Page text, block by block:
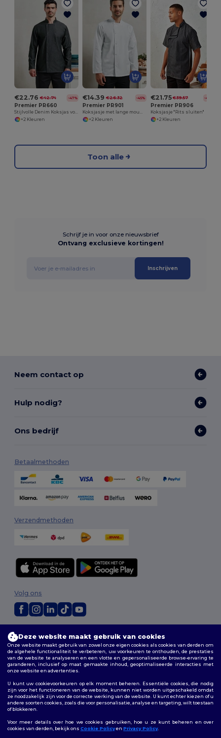
€22.76 €42.74 -47%
Premier PR660
Stijlvolle Denim Koksjas voor Comfort en Bescherming
+2 Kleuren
€14.39 €26.32 -45%
Premier PR901
Koksjasje met lange mouwen “Essential”
+2 Kleuren
€21.75 €39.57 -45%
Premier PR906
Koksjasje "Rits sluiten"
+2 Kleuren
Toon alle
Schrijf je in voor onze nieuwsbrief
Ontvang exclusieve kortingen!
Inschrijven
Neem contact op
Hulp nodig?
Ons bedrijf
Betaalmethoden
Verzendmethoden
Algemene voorwaarden|Aanpassingsbeleid|Privacybeleid
Cookiebeleid|Sitemap
Volg ons
Bruxelles |Anvers |Mortsel
Deze website maakt gebruik van cookies
Onze website maakt gebruik van zowel onze eigen cookies als cookies van derden om
de algehele functionaliteit te verbeteren, uw voorkeuren te onthouden, de prestaties
van de website te analyseren en een vlotte en gepersonaliseerde browse-ervaring te
garanderen, inclusief op maat gemaakte inhoud, geoptimaliseerde interacties met
onze website en advertenties.
U kunt uw cookievoorkeuren op elk moment beheren. Essentiële cookies, die nodig
zijn voor het functioneren van de website, kunnen niet worden uitgeschakeld omdat
ze noodzakelijk zijn voor de correcte werking van de website. U kunt echter kiezen of u
andere soorten cookies, zoals die voor personalisatie, analyse en targeting, wilt toestaan
of blokkeren.
Voor meer details over hoe we cookies gebruiken, hoe u ze kunt beheren en over
cookies van derden, bekijk ons Cookie Policyen Privacy Policy.
U
€10
Om uw korting the